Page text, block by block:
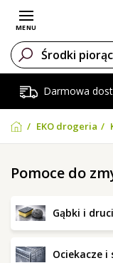
Darmowa
Otwórz menu
MENU
EKO drogeria
Pomoce do
Gąbki i
Ociekacze i